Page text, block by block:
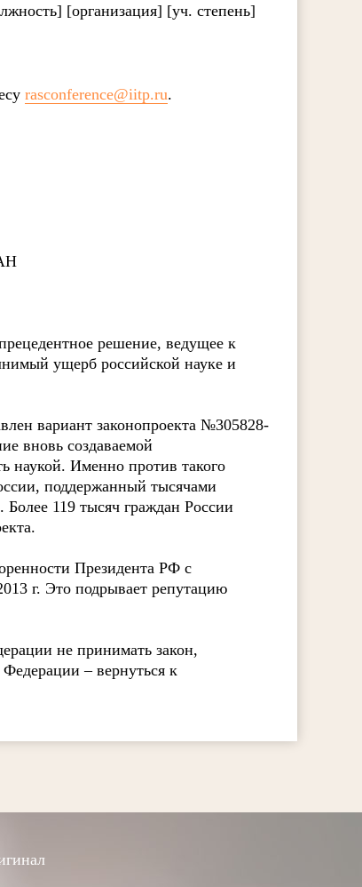
[организация] [уч. степень]
rasconference@iitp.ru.
решение, ведущее к
ущерб российской науке и
вариант законопроекта №305828-
вновь создаваемой
наукой. Именно против такого
поддержанный тысячами
119 тысяч граждан России
Президента РФ с
г. Это подрывает репутацию
не принимать закон,
– вернуться к